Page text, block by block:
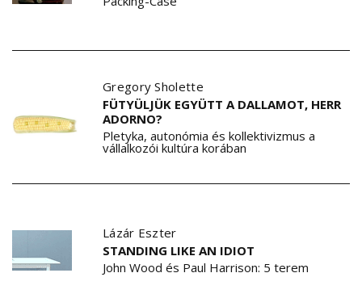
Gregory Sholette
FÜTYÜLJÜK EGYÜTT A DALLAMOT, HERR
ADORNO?
Pletyka, autonómia és kollektivizmus a
vállalkozói kultúra korában
Lázár Eszter
STANDING LIKE AN IDIOT
John Wood és Paul Harrison: 5 terem